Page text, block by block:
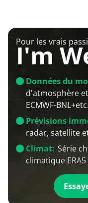
Pour les vrais
I'm
Données du
d'atmosphère
ECMWF-
Prévisions
radar, satellite
Climat: Série
climatique